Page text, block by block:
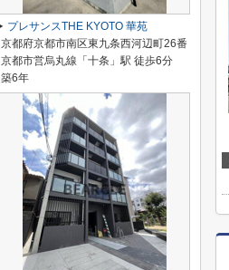
プレサンスTHE KYOTO 華苑
京都府京都市南区東九条西河辺町26番
京都市営烏丸線「十条」駅 徒歩6分
築6年